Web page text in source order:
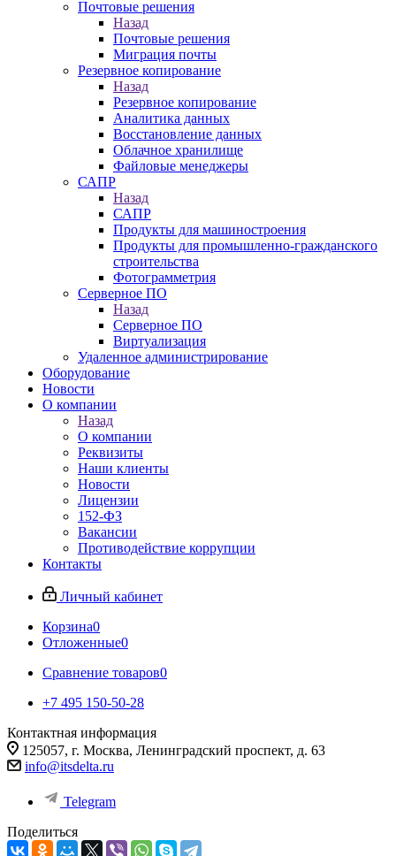
Почтовые решения
Назад
Почтовые решения
Миграция почты
Резервное копирование
Назад
Резервное копирование
Аналитика данных
Восстановление данных
Облачное хранилище
Файловые менеджеры
САПР
Назад
САПР
Продукты для машиностроения
Продукты для промышленно-гражданского
строительства
Фотограмметрия
Серверное ПО
Назад
Серверное ПО
Виртуализация
Удаленное администрирование
Оборудование
Новости
О компании
Назад
О компании
Реквизиты
Наши клиенты
Новости
Лицензии
152-ФЗ
Вакансии
Противодействие коррупции
Контакты
Личный кабинет
Корзина0
Отложенные0
Сравнение товаров0
+7 495 150-50-28
Контактная информация
125057, г. Москва, Ленинградский проспект, д. 63
info@itsdelta.ru
Telegram
Поделиться